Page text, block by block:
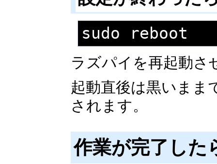
sudo reboot
ラズパイを再起動さ
起動直後は黒いまま
されます。
作業が完了した